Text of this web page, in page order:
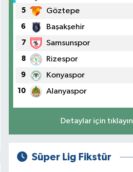
5 Göztepe
6 Başakşehir
7 Samsunspor
8 Rizespor
9 Konyaspor
10 Alanyaspor
Detaylar için tıklayın
Süper Lig Fikstür